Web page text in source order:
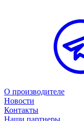
О производителе
Новости
Контакты